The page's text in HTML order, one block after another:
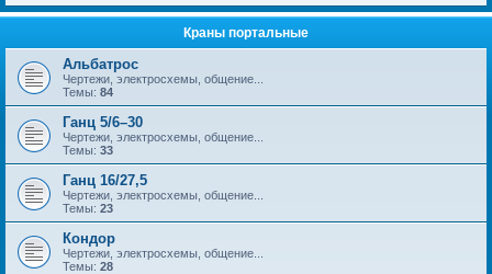
Краны портальные
Альбатрос
Чертежи, электросхемы, общение...
Темы: 84
Ганц 5/6–30
Чертежи, электросхемы, общение...
Темы: 33
Ганц 16/27,5
Чертежи, электросхемы, общение...
Темы: 23
Кондор
Чертежи, электросхемы, общение...
Темы: 28